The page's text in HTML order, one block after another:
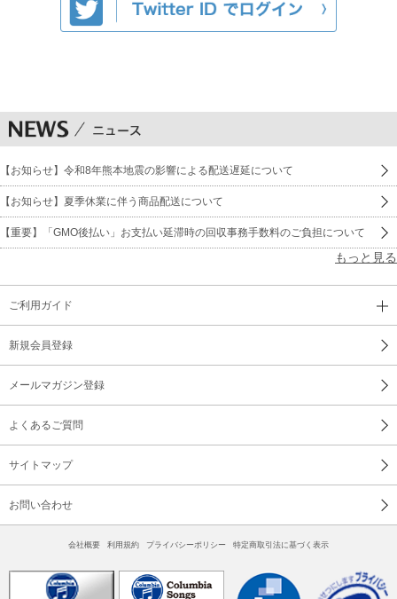
【お知らせ】令和8年熊本地震の影響による配送遅延について
【お知らせ】夏季休業に伴う商品配送について
【重要】「GMO後払い」お支払い延滞時の回収事務手数料のご負担について
もっと見る
ご利用ガイド
新規会員登録
メールマガジン登録
よくあるご質問
サイトマップ
お問い合わせ
会社概要 利用規約 プライバシーポリシー 特定商取引法に基づく表示